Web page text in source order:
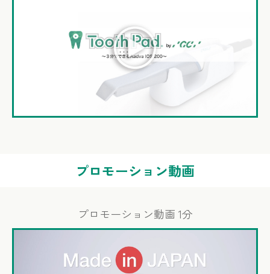
プロモーション動画
プロモーション動画 1分